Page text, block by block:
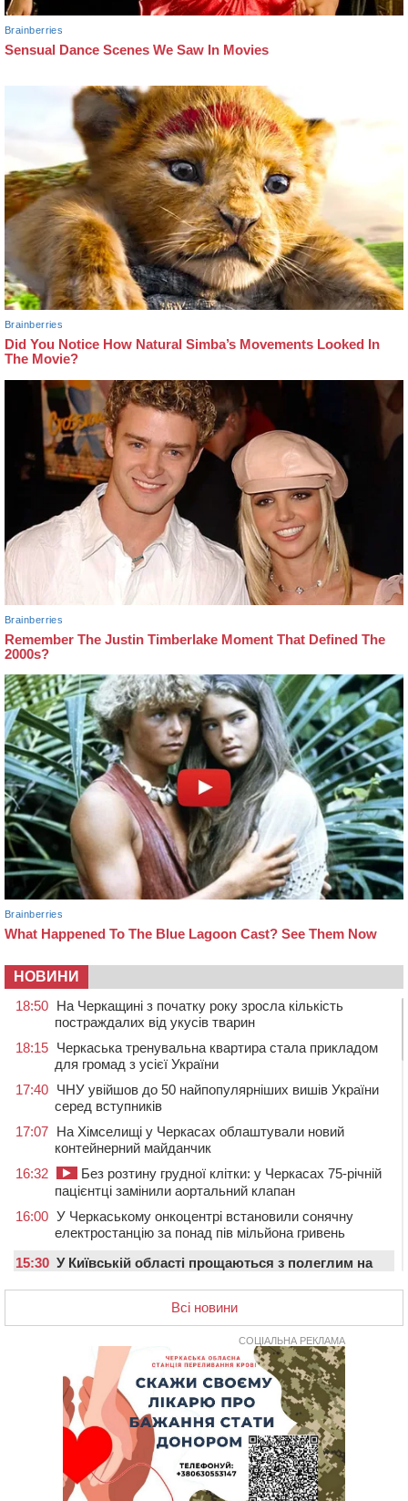
НОВИНИ
18:50 На Черкащині з початку року зросла кількість
постраждалих від укусів тварин
18:15 Черкаська тренувальна квартира стала прикладом
для громад з усієї України
17:40 ЧНУ увійшов до 50 найпопулярніших вишів України
серед вступників
17:07 На Хімселищі у Черкасах облаштували новий
контейнерний майданчик
16:32
Без розтину грудної клітки: у Черкасах 75-річній
пацієнтці замінили аортальний клапан
16:00 У Черкаському онкоцентрі встановили сонячну
електростанцію за понад пів мільйона гривень
15:30 У Київській області прощаються з полеглим на
У Черкасах містяни через нову скляну зупинку і
вирізані дерева потерпають від спеки: Бондаренко
обіцяє масштабне озеленення
Провокував конфлікт і зачинився в автівці: у ТЦК
прокоментували скандал із затриманням
чоловіка у Тальному
У Тальному працівники ТЦК вибили вікно і
витягли з автівки чоловіка (ВІДЕО)
На Звенигородщині чоловік до смерті побив 82-
Всі новини
СОЦІАЛЬНА РЕКЛАМА